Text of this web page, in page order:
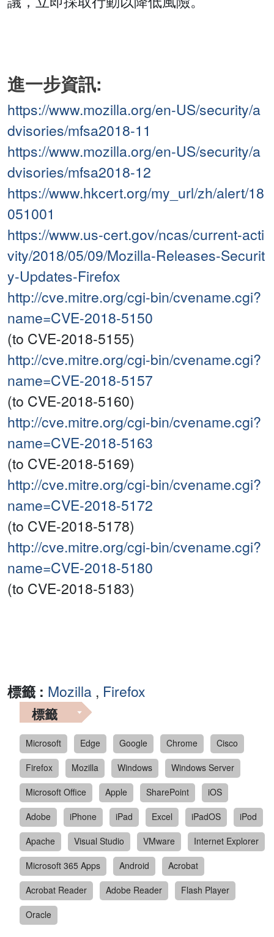
進一步資訊:
https://www.mozilla.org/en-US/security/a
dvisories/mfsa2018-11
https://www.mozilla.org/en-US/security/a
dvisories/mfsa2018-12
https://www.hkcert.org/my_url/zh/alert/18
051001
https://www.us-cert.gov/ncas/current-acti
vity/2018/05/09/Mozilla-Releases-Securit
y-Updates-Firefox
http://cve.mitre.org/cgi-bin/cvename.cgi?
name=CVE-2018-5150
(to CVE-2018-5155)
http://cve.mitre.org/cgi-bin/cvename.cgi?
name=CVE-2018-5157
(to CVE-2018-5160)
http://cve.mitre.org/cgi-bin/cvename.cgi?
name=CVE-2018-5163
(to CVE-2018-5169)
http://cve.mitre.org/cgi-bin/cvename.cgi?
name=CVE-2018-5172
(to CVE-2018-5178)
http://cve.mitre.org/cgi-bin/cvename.cgi?
name=CVE-2018-5180
(to CVE-2018-5183)
標籤 : Mozilla , Firefox
標籤
Microsoft Edge Google Chrome
Cisco
Firefox
Mozilla Windows
Windows Server
Microsoft Office
Apple SharePoint
iOS
Adobe
iPhone iPad Excel iPadOS
iPod
Apache
Visual Studio VMware
Internet Explorer
Microsoft 365 Apps
Android
Acrobat
Acrobat Reader
Adobe Reader
Flash Player
Oracle